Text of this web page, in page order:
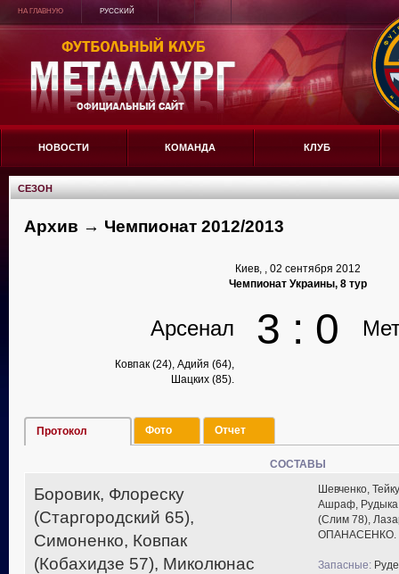
НА ГЛАВНУЮ РУССКИЙ
НОВОСТИ КОМАНДА КЛУБ
СЕЗОН
Архив → Чемпионат 2012/2013
Киев, , 02 сентября 2012
Чемпионат Украины, 8 тур
Арсенал 3 : 0
Ковпак (24), Адийя (64),
Шацких (85).
Протокол Фото Отчет
СОСТАВЫ
Боровик, Флореску
(Старгородский 65),
Симоненко, Ковпак
(Кобахидзе 57), Миколюнас
Шевченко,
Ашраф, Рудыка,
(Слим 78),
ОПАНАСЕНКО.
Запасные: